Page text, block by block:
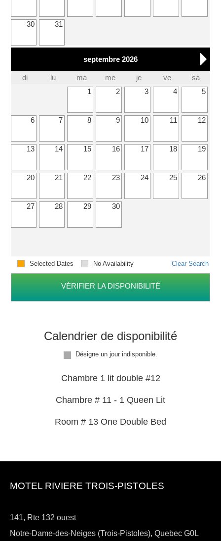
30 31
septembre 2026
di lu ma me je ve
sa
1
2 3 4 5
6 7 8 9 10 11 12
13 14 15 16 17 18 19
20 21 22 23 24 25 26
27 28 29 30
Selected Dates No Availability Clear Search
VÉRIFIER LA DISPONIBILITÉ
Calendrier de disponibilité
Désigne un jour indisponible.
Chambre 1 lit double #12
Chambre # 11 - 1 Queen Lit
Room # 13 One Double Bed
MOTEL RIVIERE TROIS-PISTOLES
141, Rte 132 ouest
Notre-Dame-des-Neiges (Trois-Pistoles), Quebec G0L